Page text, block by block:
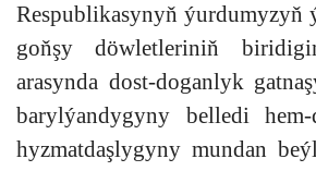
Respublikasynyň ýurdumyzyň
goňşy döwletleriniň
arasynda dost-doganlyk
barylýandygyny belledi
hyzmatdaşlygyny mundan